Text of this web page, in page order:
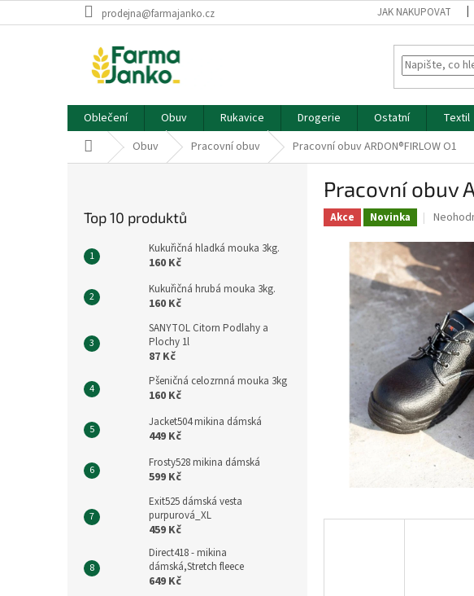
na
prodejna@farmajanko.cz JAK NAKUPOVAT
Oblečení Obuv Rukavice Drogerie Ostatní Textil
Domů Obuv Pracovní obuv Pracovní obuv ARDON®FIRLOW O1
Top 10 produktů
Kukuřičná hladká mouka 3kg.
160 Kč
Kukuřičná hrubá mouka 3kg.
160 Kč
SANYTOL Citorn Podlahy a
Plochy 1l
87 Kč
Pšeničná celozrnná mouka 3kg
160 Kč
Jacket504 mikina dámská
449 Kč
Frosty528 mikina dámská
599 Kč
Exit525 dámská vesta
purpurová_XL
459 Kč
Direct418 - mikina
dámská,Stretch fleece
649 Kč
Pracovní obuv
Akce Novinka
je
0,0
z
5